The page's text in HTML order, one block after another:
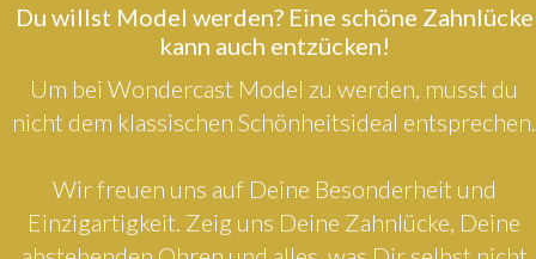
Du willst Model werden? Eine schöne Zahnlücke
kann auch entzücken!
Um bei Wondercast Model zu werden, musst du
nicht dem klassischen Schönheitsideal entsprechen.
Wir freuen uns auf Deine Besonderheit und
Einzigartigkeit. Zeig uns Deine Zahnlücke, Deine